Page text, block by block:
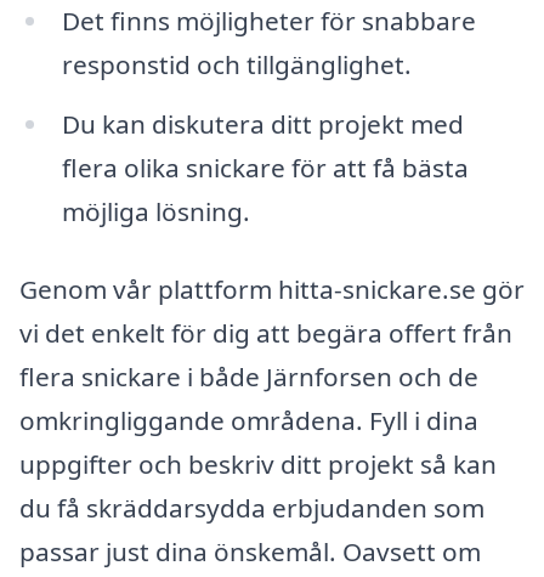
Det finns möjligheter för snabbare
responstid och tillgänglighet.
Du kan diskutera ditt projekt med
flera olika snickare för att få bästa
möjliga lösning.
Genom vår plattform hitta-snickare.se gör
vi det enkelt för dig att begära offert från
flera snickare i både Järnforsen och de
omkringliggande områdena. Fyll i dina
uppgifter och beskriv ditt projekt så kan
du få skräddarsydda erbjudanden som
passar just dina önskemål. Oavsett om